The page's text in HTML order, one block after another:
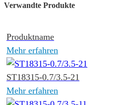
Verwandte Produkte
Produktname
Mehr erfahren
ST18315-0.7/3.5-21
Mehr erfahren